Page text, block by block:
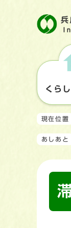
くら
現在位置
あしあと